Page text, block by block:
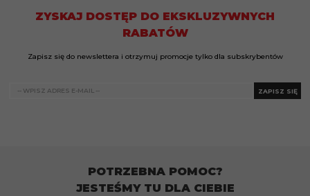
ZYSKAJ DOSTĘP DO EKSKLUZYWNYCH
RABATÓW
Zapisz się do newslettera i otrzymuj promocje tylko dla subskrybentów
ZAPISZ SIĘ
POTRZEBNA POMOC?
JESTEŚMY TU DLA CIEBIE